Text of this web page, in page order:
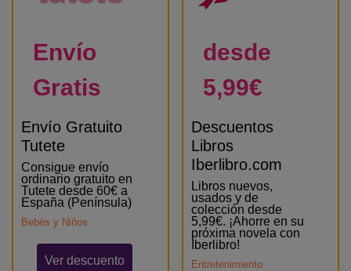
Envío
Gratis
Envío Gratuito
Tutete
Consigue envío
ordinario gratuito en
Tutete desde 60€ a
España (Península)
Bebés y Niños
Ver descuento
desde
5,99€
Descuentos
Libros
Iberlibro.com
Libros nuevos,
usados y de
colección desde
5,99€. ¡Ahorre en su
próxima novela con
Iberlibro!
Entretenimiento